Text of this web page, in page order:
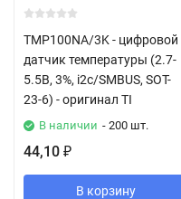
TMP100NA/3K - цифровой
датчик температуры (2.7-
5.5В, 3%, i2c/SMBUS, SOT-
23-6) - оригинал TI
В наличии - 200 шт.
44,10 ₽
В корзину